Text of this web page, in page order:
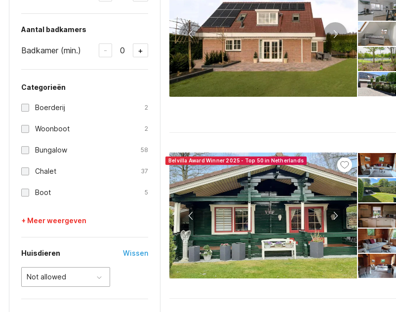
Aantal badkamers
Badkamer (min.) - 0 +
Categorieën
Boerderij 2
Woonboot 2
Bungalow 58
Chalet 37
Boot 5
+ Meer weergeven
Huisdieren Wissen
Not allowed
Belvilla Award Winner 2025 - Top 50 in Netherlands